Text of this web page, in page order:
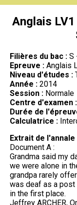
Anglais
Filières du bac : S
Epreuve : Anglais
Niveau d'études :
Année : 2014
Session : Normale
Centre d'examen :
Durée de
Calculatrice :
Extrait de l'annale
Document A :
Grandma said my
we were alone in
grandpa rarely
was deaf as a post
in the first place.
Jeffrey ARCHER,